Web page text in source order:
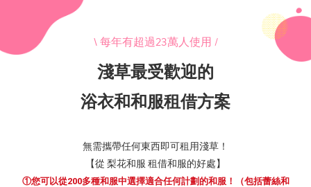
\ 每年有超過23萬人使用 /
淺草最受歡迎的
浴衣和和服租借方案
無需攜帶任何東西即可租用淺草！
【從 梨花和服 租借和服的好處】
①您可以從200多種和服中選擇適合任何計劃的和服！（包括蕾絲和